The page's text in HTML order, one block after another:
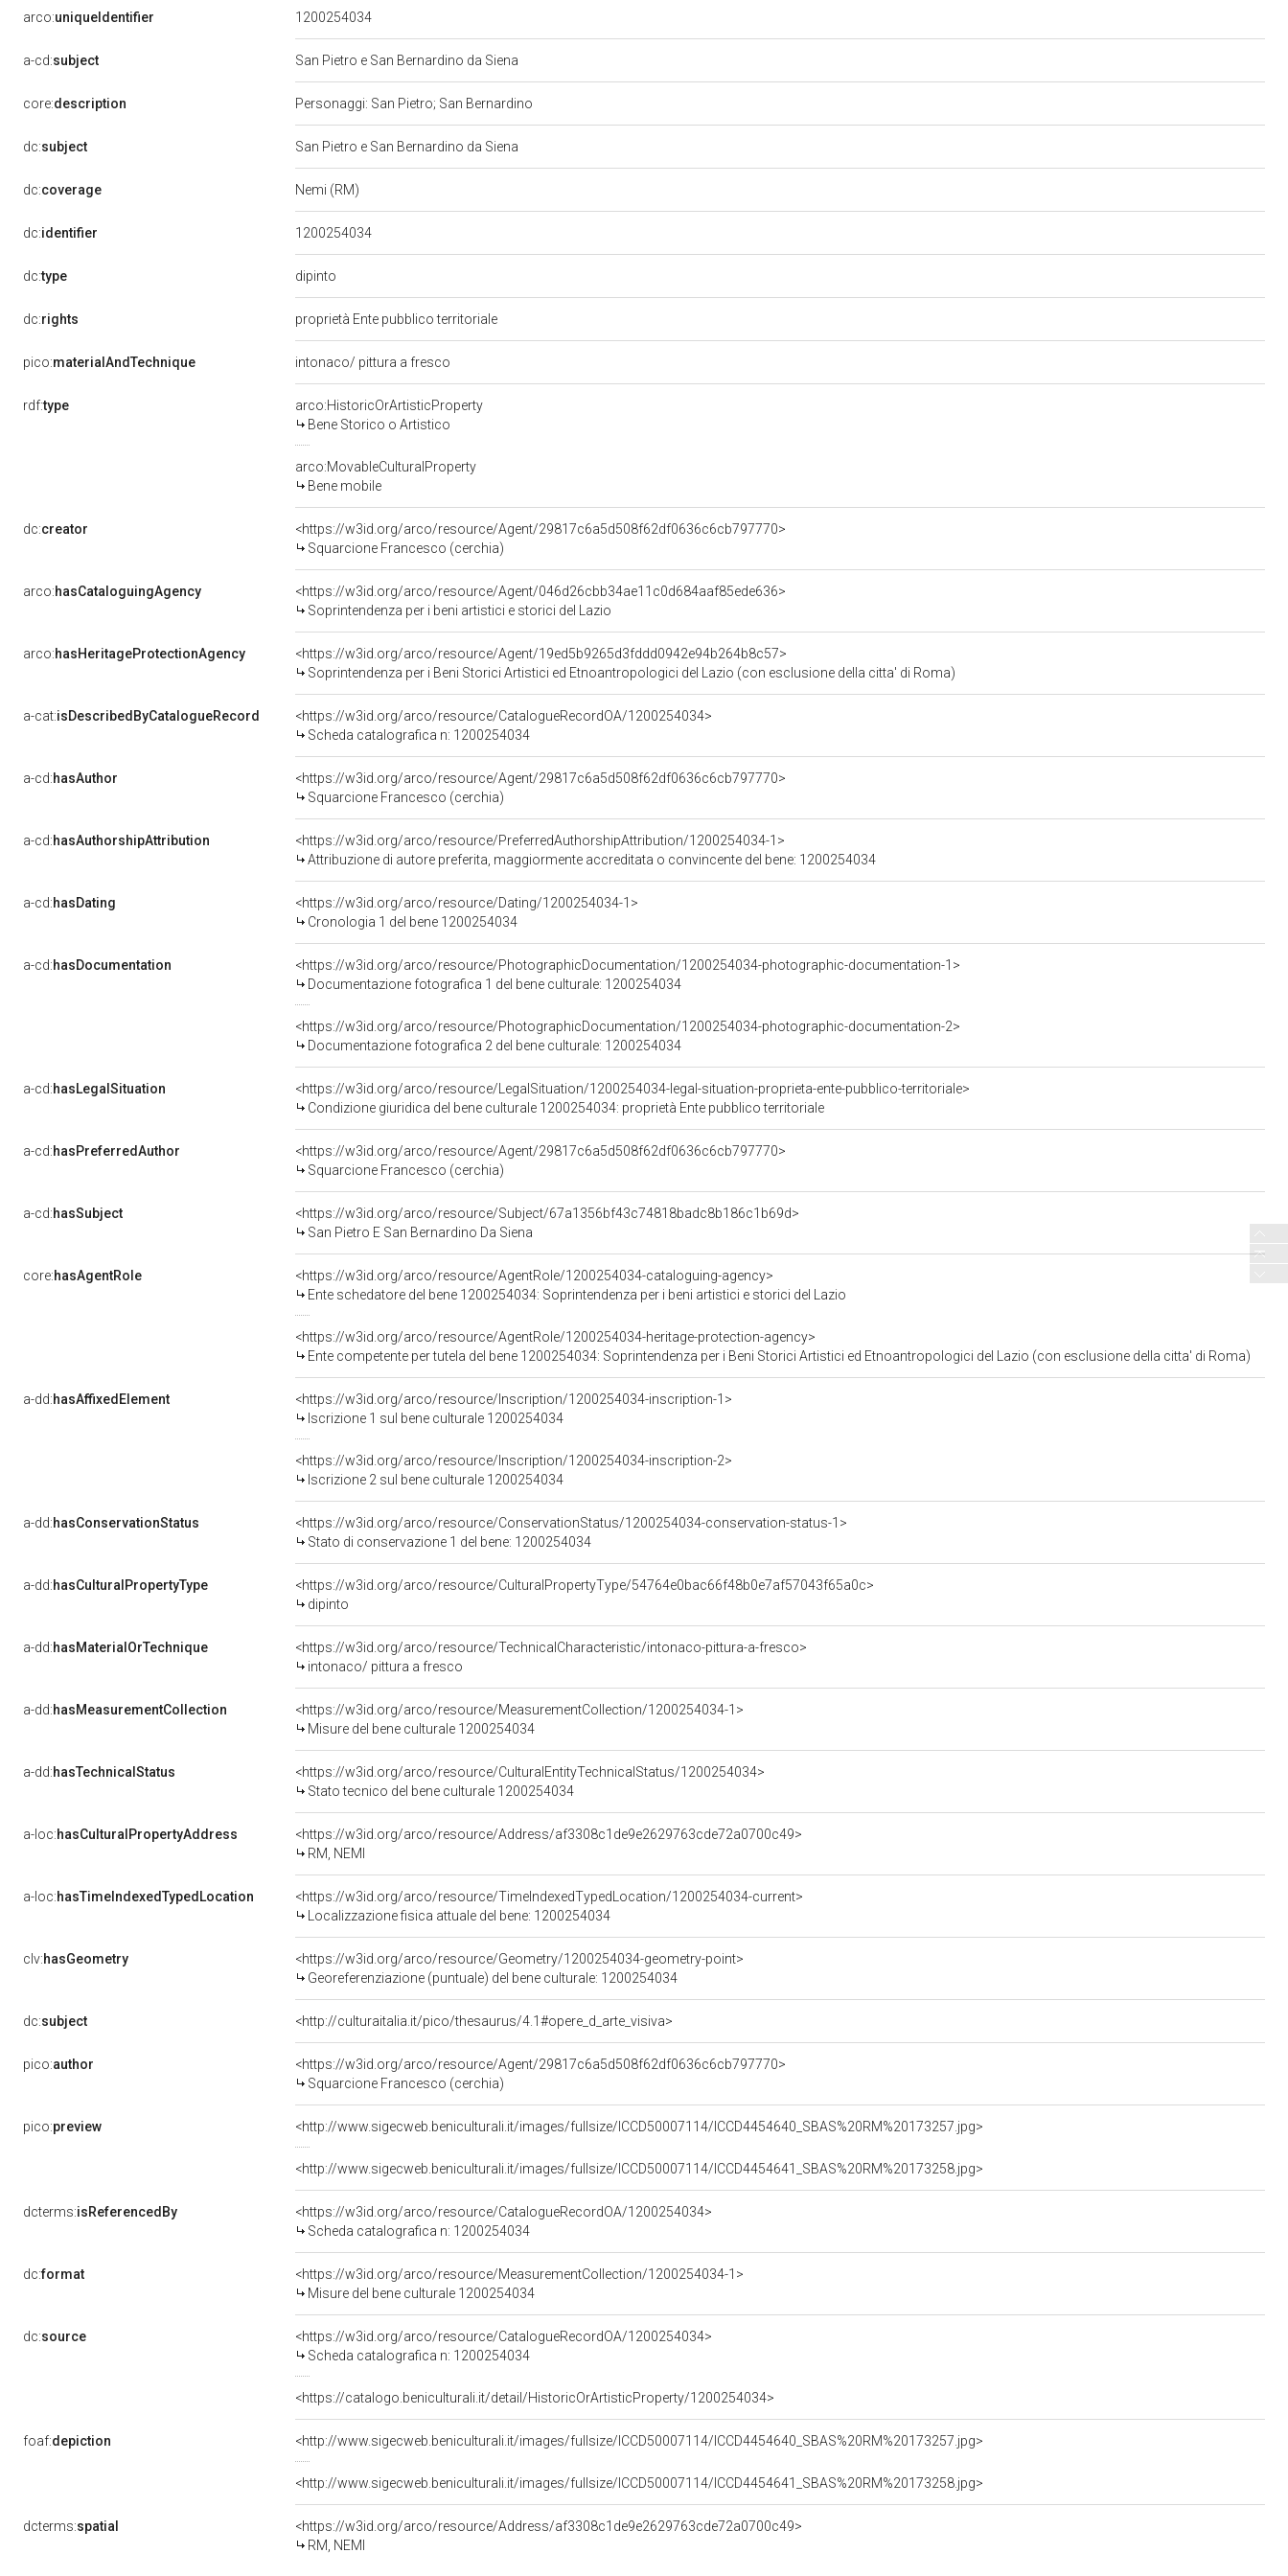
arco:uniqueIdentifier 1200254034
a-cd:subject San Pietro e San Bernardino da Siena
core:description Personaggi: San Pietro; San Bernardino
dc:subject San Pietro e San Bernardino da Siena
dc:coverage Nemi (RM)
dc:identifier 1200254034
dc:type dipinto
dc:rights proprietà Ente pubblico territoriale
pico:materialAndTechnique intonaco/ pittura a fresco
rdf:type
arco:HistoricOrArtisticProperty
Bene Storico o Artistico
arco:MovableCulturalProperty
Bene mobile
dc:creator
<https://w3id.org/arco/resource/Agent/29817c6a5d508f62df0636c6cb797770>
Squarcione Francesco (cerchia)
arco:hasCataloguingAgency
<https://w3id.org/arco/resource/Agent/046d26cbb34ae11c0d684aaf85ede636>
Soprintendenza per i beni artistici e storici del Lazio
arco:hasHeritageProtectionAgency
<https://w3id.org/arco/resource/Agent/19ed5b9265d3fddd0942e94b264b8c57>
Soprintendenza per i Beni Storici Artistici ed Etnoantropologici del Lazio (con esclusione della citta' di Roma)
a-cat:isDescribedByCatalogueRecord
<https://w3id.org/arco/resource/CatalogueRecordOA/1200254034>
Scheda catalografica n: 1200254034
a-cd:hasAuthor
<https://w3id.org/arco/resource/Agent/29817c6a5d508f62df0636c6cb797770>
Squarcione Francesco (cerchia)
a-cd:hasAuthorshipAttribution
<https://w3id.org/arco/resource/PreferredAuthorshipAttribution/1200254034-1>
Attribuzione di autore preferita, maggiormente accreditata o convincente del bene: 1200254034
a-cd:hasDating
<https://w3id.org/arco/resource/Dating/1200254034-1>
Cronologia 1 del bene 1200254034
a-cd:hasDocumentation
<https://w3id.org/arco/resource/PhotographicDocumentation/1200254034-photographic-documentation-1>
Documentazione fotografica 1 del bene culturale: 1200254034
<https://w3id.org/arco/resource/PhotographicDocumentation/1200254034-photographic-documentation-2>
Documentazione fotografica 2 del bene culturale: 1200254034
a-cd:hasLegalSituation
<https://w3id.org/arco/resource/LegalSituation/1200254034-legal-situation-proprieta-ente-pubblico-territoriale>
Condizione giuridica del bene culturale 1200254034: proprietà Ente pubblico territoriale
a-cd:hasPreferredAuthor
<https://w3id.org/arco/resource/Agent/29817c6a5d508f62df0636c6cb797770>
Squarcione Francesco (cerchia)
a-cd:hasSubject
<https://w3id.org/arco/resource/Subject/67a1356bf43c74818badc8b186c1b69d>
San Pietro E San Bernardino Da Siena
core:hasAgentRole
<https://w3id.org/arco/resource/AgentRole/1200254034-cataloguing-agency>
Ente schedatore del bene 1200254034: Soprintendenza per i beni artistici e storici del Lazio
<https://w3id.org/arco/resource/AgentRole/1200254034-heritage-protection-agency>
Ente competente per tutela del bene 1200254034: Soprintendenza per i Beni Storici Artistici ed Etnoantropologici del Lazio (con esclusione della citta' di Roma)
a-dd:hasAffixedElement
<https://w3id.org/arco/resource/Inscription/1200254034-inscription-1>
Iscrizione 1 sul bene culturale 1200254034
<https://w3id.org/arco/resource/Inscription/1200254034-inscription-2>
Iscrizione 2 sul bene culturale 1200254034
a-dd:hasConservationStatus
<https://w3id.org/arco/resource/ConservationStatus/1200254034-conservation-status-1>
Stato di conservazione 1 del bene: 1200254034
a-dd:hasCulturalPropertyType
<https://w3id.org/arco/resource/CulturalPropertyType/54764e0bac66f48b0e7af57043f65a0c>
dipinto
a-dd:hasMaterialOrTechnique
<https://w3id.org/arco/resource/TechnicalCharacteristic/intonaco-pittura-a-fresco>
intonaco/ pittura a fresco
a-dd:hasMeasurementCollection
<https://w3id.org/arco/resource/MeasurementCollection/1200254034-1>
Misure del bene culturale 1200254034
a-dd:hasTechnicalStatus
<https://w3id.org/arco/resource/CulturalEntityTechnicalStatus/1200254034>
Stato tecnico del bene culturale 1200254034
a-loc:hasCulturalPropertyAddress
<https://w3id.org/arco/resource/Address/af3308c1de9e2629763cde72a0700c49>
RM, NEMI
a-loc:hasTimeIndexedTypedLocation
<https://w3id.org/arco/resource/TimeIndexedTypedLocation/1200254034-current>
Localizzazione fisica attuale del bene: 1200254034
clv:hasGeometry
<https://w3id.org/arco/resource/Geometry/1200254034-geometry-point>
Georeferenziazione (puntuale) del bene culturale: 1200254034
dc:subject <http://culturaitalia.it/pico/thesaurus/4.1#opere_d_arte_visiva>
pico:author
<https://w3id.org/arco/resource/Agent/29817c6a5d508f62df0636c6cb797770>
Squarcione Francesco (cerchia)
pico:preview <http://www.sigecweb.beniculturali.it/images/fullsize/ICCD50007114/ICCD4454640_SBAS%20RM%20173257.jpg>
<http://www.sigecweb.beniculturali.it/images/fullsize/ICCD50007114/ICCD4454641_SBAS%20RM%20173258.jpg>
dcterms:isReferencedBy
<https://w3id.org/arco/resource/CatalogueRecordOA/1200254034>
Scheda catalografica n: 1200254034
dc:format
<https://w3id.org/arco/resource/MeasurementCollection/1200254034-1>
Misure del bene culturale 1200254034
dc:source
<https://w3id.org/arco/resource/CatalogueRecordOA/1200254034>
Scheda catalografica n: 1200254034
<https://catalogo.beniculturali.it/detail/HistoricOrArtisticProperty/1200254034>
foaf:depiction <http://www.sigecweb.beniculturali.it/images/fullsize/ICCD50007114/ICCD4454640_SBAS%20RM%20173257.jpg>
<http://www.sigecweb.beniculturali.it/images/fullsize/ICCD50007114/ICCD4454641_SBAS%20RM%20173258.jpg>
dcterms:spatial
<https://w3id.org/arco/resource/Address/af3308c1de9e2629763cde72a0700c49>
RM, NEMI